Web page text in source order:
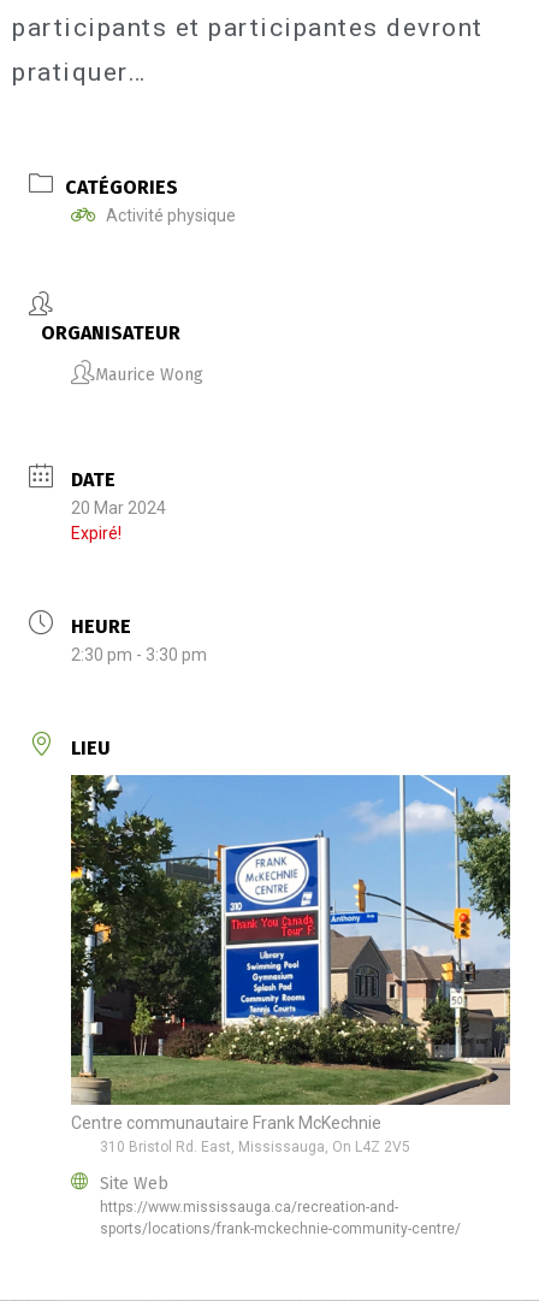
participants et participantes devront
pratiquer…
CATÉGORIES
Activité physique
ORGANISATEUR
Maurice Wong
DATE
20 Mar 2024
Expiré!
HEURE
2:30 pm - 3:30 pm
LIEU
Centre communautaire Frank McKechnie
310 Bristol Rd. East, Mississauga, On L4Z 2V5
Site Web
https://www.mississauga.ca/recreation-and-
sports/locations/frank-mckechnie-community-centre/